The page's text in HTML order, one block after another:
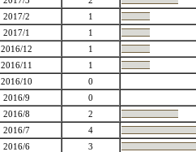
2017/2
1
2017/1
1
2016/12
1
2016/11
1
2016/10
0
2016/9
0
2016/8
2
2016/7
4
2016/6
3